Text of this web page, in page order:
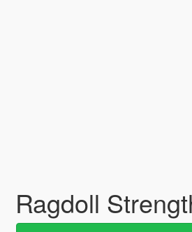
Ragdoll